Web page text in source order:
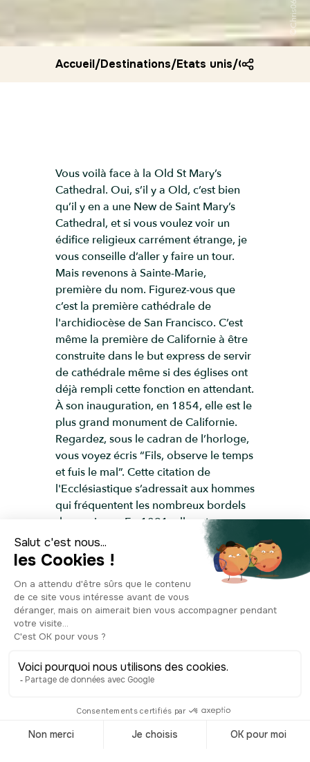
Accueil/Destinations/Etats unis/Old saint
Vous voilà face à la Old St Mary’s
Cathedral. Oui, s’il y a Old, c’est bien
qu’il y en a une New de Saint Mary’s
Cathedral, et si vous voulez voir un
édifice religieux carrément étrange, je
vous conseille d’aller y faire un tour.
Mais revenons à Sainte-Marie,
première du nom. Figurez-vous que
c’est la première cathédrale de
l'archidiocèse de San Francisco. C’est
même la première de Californie à être
construite dans le but express de servir
de cathédrale même si des églises ont
déjà rempli cette fonction en attendant.
À son inauguration, en 1854, elle est le
plus grand monument de Californie.
Regardez, sous le cadran de l’horloge,
vous voyez écris “Fils, observe le temps
et fuis le mal”. Cette citation de
l'Ecclésiastique s’adressait aux hommes
qui fréquentent les nombreux bordels
des environs. En 1891, elle est
remplacée comme Cathédrale par la
première cathédrale Sainte-Marie de
l'Assomption, car le nombre croissant
de catholiques dans la région
demandait plus de place. Elle redevient
donc église et survivra au tremblement
de terre de 1906, mais pas aux
fait fondre les cloches et l’autel de
marbre. Trois jours plus tard, il ne
restait que les murs de brique et le
agrandie et sera plusieurs fois